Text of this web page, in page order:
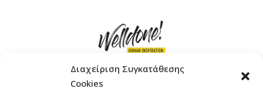
Διαχείριση Συγκατάθεσης
Cookies